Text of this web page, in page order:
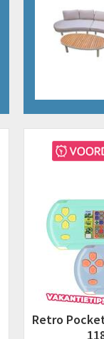
Retro